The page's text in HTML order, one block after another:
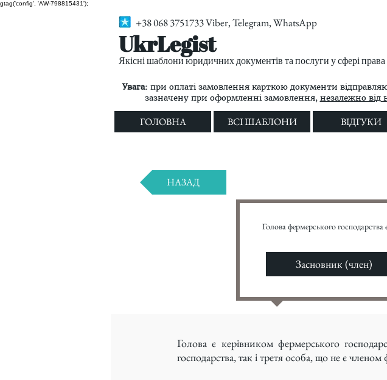
gtag('config', 'AW-798815431');
+38 068 3751733 Viber, Telegram, WhatsApp
UkrLegist
Якісні шаблони юридичних документів та послуги у сфері права
Увага: при оплаті замовлення карткою документи
зазначену при оформленні замовлення, незалежно від
ГОЛОВНА ВСІ ШАБЛОНИ ВІДГУКИ
НАЗАД
Голова фермерського
Засновник (член)
Голова є керівником фермерського
господарства, так і третя особа, що не є